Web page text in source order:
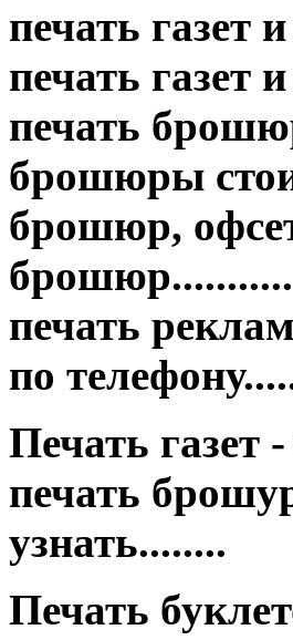
печать газет
печать газет
печать
брошюры
брошюр,
брошюр...........
печать
по
Печать газет
печать
узнать........
Печать